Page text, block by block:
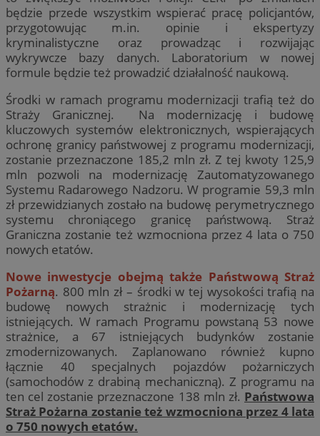
będzie przede wszystkim wspierać pracę policjantów,
przygotowując m.in. opinie i ekspertyzy
kryminalistyczne oraz prowadząc i rozwijając
wykrywcze bazy danych. Laboratorium w nowej
formule będzie też prowadzić działalność naukową.
Środki w ramach programu modernizacji trafią też do
Straży Granicznej. Na modernizację i budowę
kluczowych systemów elektronicznych, wspierających
ochronę granicy państwowej z programu modernizacji,
zostanie przeznaczone 185,2 mln zł. Z tej kwoty 125,9
mln pozwoli na modernizację Zautomatyzowanego
Systemu Radarowego Nadzoru. W programie 59,3 mln
zł przewidzianych zostało na budowę perymetrycznego
systemu chroniącego granicę państwową. Straż
Graniczna zostanie też wzmocniona przez 4 lata o 750
nowych etatów.
Nowe inwestycje obejmą także Państwową Straż
Pożarną. 800 mln zł – środki w tej wysokości trafią na
budowę nowych strażnic i modernizację tych
istniejących. W ramach Programu powstaną 53 nowe
strażnice, a 67 istniejących budynków zostanie
zmodernizowanych. Zaplanowano również kupno
łącznie 40 specjalnych pojazdów pożarniczych
(samochodów z drabiną mechaniczną). Z programu na
ten cel zostanie przeznaczone 138 mln zł. Państwowa
Straż Pożarna zostanie też wzmocniona przez 4 lata
o 750 nowych etatów.